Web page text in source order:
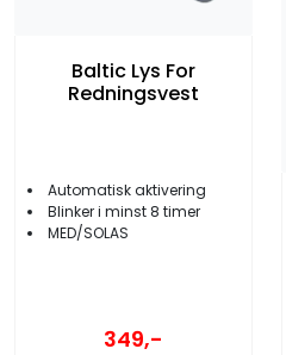
Baltic Lys For
Redningsvest
Automatisk aktivering
Blinker i minst 8 timer
MED/SOLAS
349,-